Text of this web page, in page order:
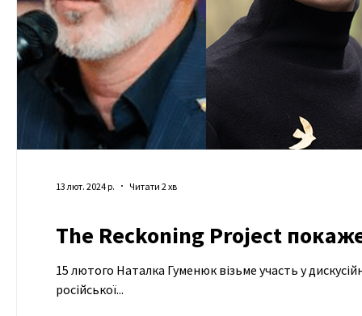
The Reckoning Project
15 лютого Наталка Гуменюк візьме участь у
російської...
13 лют. 2024 р. Читати 2 хв